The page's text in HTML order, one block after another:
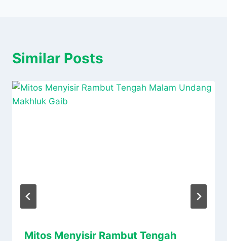
Similar Posts
Mitos Menyisir Rambut Tengah